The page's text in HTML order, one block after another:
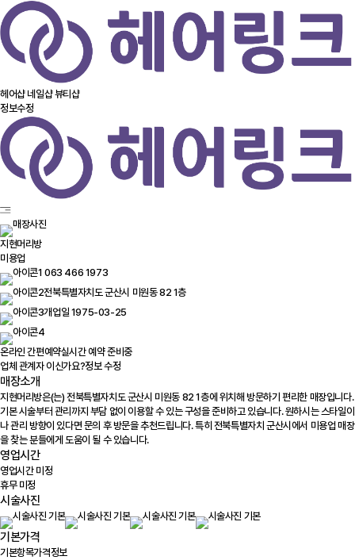
헤어샵 네일샵뷰티샵
정보수정
지현머리방
미용업
063 466 1973
전북특별자치도 군산시 미원동 82 1층
개업일 1975-03-25
온라인 간편예약실시간 예약 준비중
업체 관계자 이신가요?정보 수정
매장소개
지현머리방은(는) 전북특별자치도 군산시 미원동 82 1층에 위치해 방문하기 편리한 매장입니다.
기본 시술부터 관리까지 부담 없이 이용할 수 있는 구성을 준비하고 있습니다. 원하시는 스타일이
나 관리 방향이 있다면 문의 후 방문을 추천드립니다. 특히 전북특별자치 군산시에서 미용업 매장
을 찾는 분들에게 도움이 될 수 있습니다.
영업시간
영업시간 미정
휴무 미정
시술사진
기본가격
기본항목가격정보